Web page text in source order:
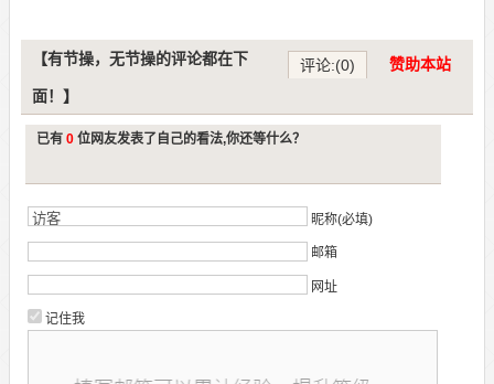
评论:(0) 赞助本站
【有节操，无节操的评论都在下
面！】
已有0 位网友发表了自己的看法,你还等什么？
昵称(必填)
邮箱
网址
记住我